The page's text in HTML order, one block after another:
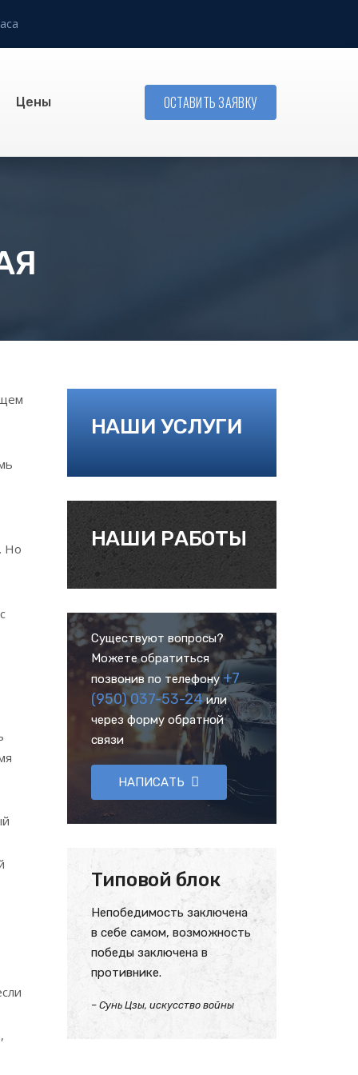
Цены ОСТАВИТЬ ЗАЯВКУ
Но
НАШИ УСЛУГИ
НАШИ РАБОТЫ
Существуют вопросы?
Можете обратиться
позвонив по телефону +7
(950) 037-53-24или
через форму обратной
связи
НАПИСАТЬ
Типовой блок
Непобедимость заключена
в себе самом, возможность
победы заключена в
противнике.
– Сунь Цзы, искусство войны